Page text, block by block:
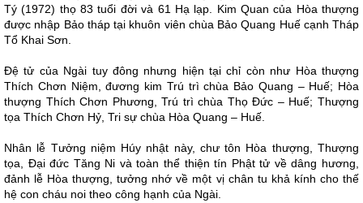
Tý (1972) thọ 83 tuổi đời và 61 Hạ lạp. Kim Quan của Hòa thượng
được nhập Bảo tháp tại khuôn viên chùa Bảo Quang Huế cạnh Tháp
Tổ Khai Sơn.
Đệ tử của Ngài tuy đông nhưng hiện tại chỉ còn như Hòa thượng
Thích Chơn Niệm, đương kim Trú trì chùa Bảo Quang – Huế; Hòa
thượng Thích Chơn Phương, Trú trì chùa Thọ Đức – Huế; Thượng
tọa Thích Chơn Hỷ, Tri sự chùa Hòa Quang – Huế.
Nhân lễ Tưởng niệm Húy nhật này, chư tôn Hòa thượng, Thượng
tọa, Đại đức Tăng Ni và toàn thể thiện tín Phật tử về dâng hương,
đảnh lễ Hòa thượng, tưởng nhớ về một vị chân tu khả kính cho thế
hệ con cháu noi theo công hạnh của Ngài.